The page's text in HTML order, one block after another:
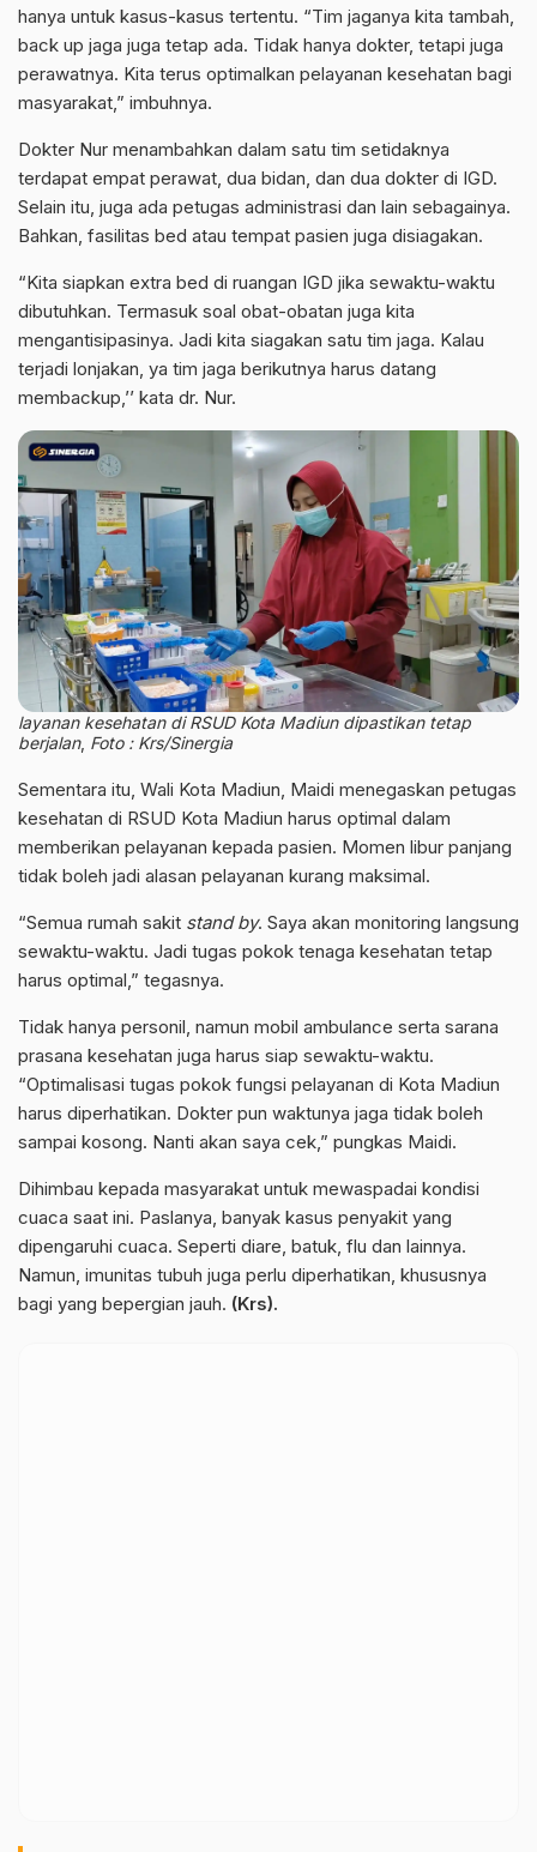
hanya untuk kasus-kasus tertentu. “Tim jaganya kita tambah,
back up jaga juga tetap ada. Tidak hanya dokter, tetapi juga
perawatnya. Kita terus optimalkan pelayanan kesehatan bagi
masyarakat,” imbuhnya.
Dokter Nur menambahkan dalam satu tim setidaknya
terdapat empat perawat, dua bidan, dan dua dokter di IGD.
Selain itu, juga ada petugas administrasi dan lain sebagainya.
Bahkan, fasilitas bed atau tempat pasien juga disiagakan.
“Kita siapkan extra bed di ruangan IGD jika sewaktu-waktu
dibutuhkan. Termasuk soal obat-obatan juga kita
mengantisipasinya. Jadi kita siagakan satu tim jaga. Kalau
terjadi lonjakan, ya tim jaga berikutnya harus datang
membackup,’’ kata dr. Nur.
layanan kesehatan di RSUD Kota Madiun dipastikan tetap
berjalan, Foto : Krs/Sinergia
Sementara itu, Wali Kota Madiun, Maidi menegaskan petugas
kesehatan di RSUD Kota Madiun harus optimal dalam
memberikan pelayanan kepada pasien. Momen libur panjang
tidak boleh jadi alasan pelayanan kurang maksimal.
“Semua rumah sakit stand by. Saya akan monitoring langsung
sewaktu-waktu. Jadi tugas pokok tenaga kesehatan tetap
harus optimal,” tegasnya.
Tidak hanya personil, namun mobil ambulance serta sarana
prasana kesehatan juga harus siap sewaktu-waktu.
“Optimalisasi tugas pokok fungsi pelayanan di Kota Madiun
harus diperhatikan. Dokter pun waktunya jaga tidak boleh
sampai kosong. Nanti akan saya cek,” pungkas Maidi.
Dihimbau kepada masyarakat untuk mewaspadai kondisi
cuaca saat ini. Paslanya, banyak kasus penyakit yang
dipengaruhi cuaca. Seperti diare, batuk, flu dan lainnya.
Namun, imunitas tubuh juga perlu diperhatikan, khususnya
bagi yang bepergian jauh. (Krs).